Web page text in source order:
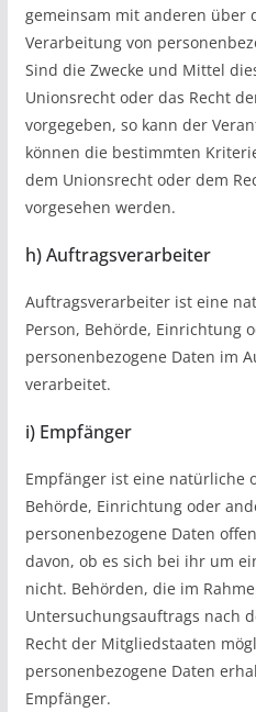
gemeinsam mit anderen über
Verarbeitung von
Sind die Zwecke und Mittel
Unionsrecht oder das Recht
vorgegeben, so kann der
können die bestimmten
dem Unionsrecht oder dem
vorgesehen werden.
h) Auftragsverarbeiter
Auftragsverarbeiter ist eine
Person, Behörde, Einrichtung
personenbezogene Daten im
verarbeitet.
i) Empfänger
Empfänger ist eine natürliche
Behörde, Einrichtung oder
personenbezogene Daten
davon, ob es sich bei ihr um
nicht. Behörden, die im
Untersuchungsauftrags nach
Recht der Mitgliedstaaten
personenbezogene Daten
Empfänger.